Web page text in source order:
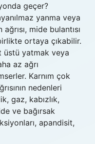
geçer?
yanma veya
mide bulantısı
ortaya çıkabilir.
üstü yatmak veya
az ağrı
Karnım çok
nedenleri
gaz, kabızlık,
ve bağırsak
apandisit,